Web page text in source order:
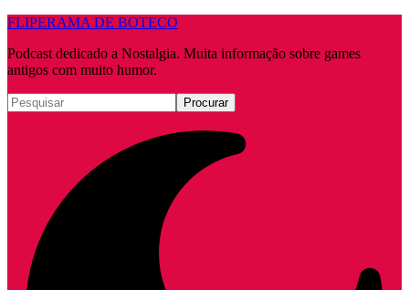
FLIPERAMA DE BOTECO
Podcast dedicado a Nostalgia. Muita informação sobre games
antigos com muito humor.